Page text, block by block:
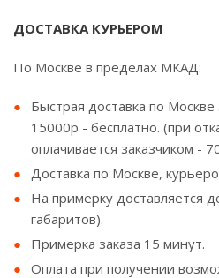
ДОСТАВКА КУРЬЕРОМ
По Москве в пределах МКАД:
Быстрая доставка по
15000р - бесплатно. (при
оплачивается заказчиком -
Доставка по Москве,
На примерку доставляется
габаритов).
Примерка заказа 15 минут.
Оплата при получении